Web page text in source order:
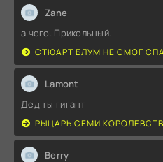
Zane
а чего. Прикольный.
СТЮАРТ БЛУМ НЕ СМОГ
Lamont
Дед ты гигант
РЫЦАРЬ СЕМИ
Berry